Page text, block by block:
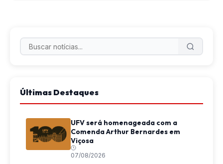
Últimas Destaques
UFV será homenageada com a
Comenda Arthur Bernardes em
Viçosa
07/08/2026